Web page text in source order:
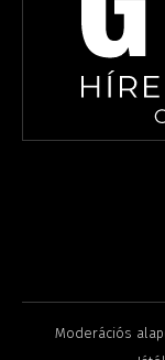
Moderációs